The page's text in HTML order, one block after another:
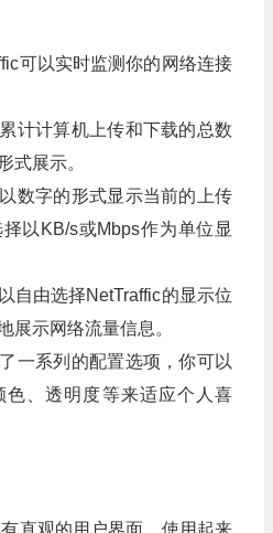
可以实时监测你的网络连接
计计算机上传和下载的总数
式展示。
数字的形式显示当前的上传
以KB/s或Mbps作为单位显
自由选择NetTraffic的显示位
展示网络流量信息。
一系列的配置选项，你可以
色、透明度等来适应个人喜
直观的用户界面，使用起来